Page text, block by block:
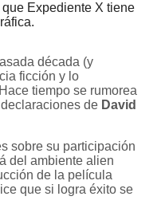
Expediente X tiene
década (y
ficción y lo
tiempo se rumorea
de David
sobre su participación
del ambiente alien
de la película
que si logra éxito se